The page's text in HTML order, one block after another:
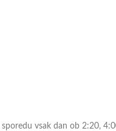
vsak dan ob 2:20,